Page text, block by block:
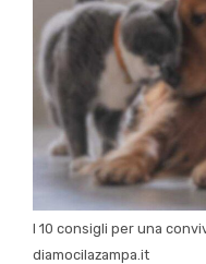
I 10 consigli per una
diamocilazampa.it